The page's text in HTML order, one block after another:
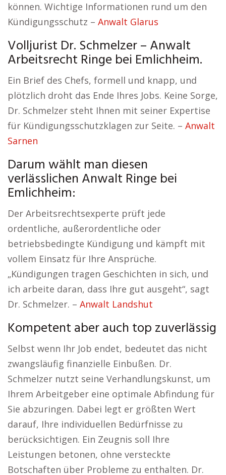
können. Wichtige Informationen rund um den
Kündigungsschutz – Anwalt Glarus
Volljurist Dr. Schmelzer – Anwalt
Arbeitsrecht Ringe bei Emlichheim.
Ein Brief des Chefs, formell und knapp, und
plötzlich droht das Ende Ihres Jobs. Keine Sorge,
Dr. Schmelzer steht Ihnen mit seiner Expertise
für Kündigungsschutzklagen zur Seite. – Anwalt
Sarnen
Darum wählt man diesen
verlässlichen Anwalt Ringe bei
Emlichheim:
Der Arbeitsrechtsexperte prüft jede
ordentliche, außerordentliche oder
betriebsbedingte Kündigung und kämpft mit
vollem Einsatz für Ihre Ansprüche.
„Kündigungen tragen Geschichten in sich, und
ich arbeite daran, dass Ihre gut ausgeht“, sagt
Dr. Schmelzer. – Anwalt Landshut
Kompetent aber auch top zuverlässig
Selbst wenn Ihr Job endet, bedeutet das nicht
zwangsläufig finanzielle Einbußen. Dr.
Schmelzer nutzt seine Verhandlungskunst, um
Ihrem Arbeitgeber eine optimale Abfindung für
Sie abzuringen. Dabei legt er größten Wert
darauf, Ihre individuellen Bedürfnisse zu
berücksichtigen. Ein Zeugnis soll Ihre
Leistungen betonen, ohne versteckte
Botschaften über Probleme zu enthalten. Dr.